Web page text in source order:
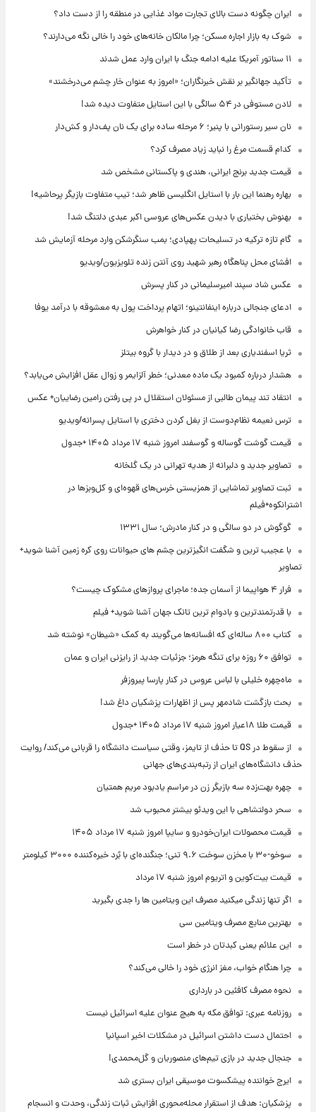
ایران چگونه دست بالای تجارت مواد غذایی در منطقه را از دست داد؟
شوک به بازار اجاره مسکن؛ چرا مالکان خانه‌های خود را خالی نگه می‌دارند؟
۱۱ سناتور آمریکا علیه ادامه جنگ با ایران وارد عمل شدند
تأکید جهانگیر بر نقش خبرنگاران؛ «امروز به عنوان خار چشم می‌درخشند»
لادن مستوفی در ۵۴ سالگی با این استایل متفاوت دیده شد!
نان سیر رستورانی با پنیر؛ ۶ مرحله ساده برای یک نان پف‌دار و کش‌دار
کدام قسمت مرغ را نباید زیاد مصرف کرد؟
قیمت جدید برنج ایرانی، هندی و پاکستانی مشخص شد
بهاره رهنما این بار با استایل انگلیسی ظاهر شد؛ تیپ متفاوت بازیگر پرحاشیه!
بهنوش بختیاری با دیدن عکس‌های عروسی اکبر عبدی دلتنگ شد!
گام تازه ترکیه در تسلیحات پهپادی؛ بمب سنگرشکن وارد مرحله آزمایش شد
افشای محل پناهگاه‌ رهبر شهید روی آنتن زنده تلویزیون/ویدیو
عکس شاد سپند امیرسلیمانی در کنار پسرش
ادعای جنجالی درباره اینفانتینو؛ اتهام پرداخت پول به معشوقه با درآمد یوفا
قاب خانوادگی رضا کیانیان در کنار خواهرش
ثریا اسفندیاری بعد از طلاق و در دیدار با گروه بیتلز
هشدار درباره کمبود یک ماده معدنی؛ خطر آلزایمر و زوال عقل افزایش می‌یابد؟
انتقاد تند پیمان طالبی از مسئولان استقلال در پی رفتن رامین رضاییان+ عکس
ترس نعیمه نظام‌دوست از بغل کردن دختری با استایل پسرانه/ویدیو
قیمت گوشت گوساله و گوسفند امروز شنبه ۱۷ مرداد ۱۴۰۵ +جدول
تصاویر جدید و دلبرانه از هدیه تهرانی در یک گلخانه
ثبت تصاویر تماشایی از همزیستی خرس‌های قهوه‌ای و کل‌وبزها در
اشترانکوه+فیلم
گوگوش در دو سالگی و در کنار مادرش؛ سال ۱۳۳۱
با عجیب ترین و شگفت انگیزترین چشم های حیوانات روی کره زمین آشنا شوید+
تصاویر
فرار ۴ هواپیما از آسمان جده؛ ماجرای پروازهای مشکوک چیست؟
با قدرتمندترین و بادوام ترین تانک جهان آشنا شوید+ فیلم
کتاب ۸۰۰ ساله‌ای که افسانه‌ها می‌گویند به کمک «شیطان» نوشته شد
توافق ۶۰ روزه برای تنگه هرمز؛ جزئیات جدید از رایزنی ایران و عمان
ماه‌چهره خلیلی با لباس عروس در کنار پارسا پیروزفر
بحث بازگشت شادمهر پس از اظهارات پزشکیان داغ شد!
قیمت طلا ۱۸عیار امروز شنبه ۱۷ مرداد ۱۴۰۵ +جدول
از سقوط در QS تا حذف از تایمز، وقتی سیاست دانشگاه را قربانی می‌کند/ روایت
حذف دانشگاه‌های ایران از رتبه‌بندی‌های جهانی
چهره بهت‌زده سه بازیگر زن در مراسم یادبود مریم همتیان
سحر دولتشاهی با این ویدئو بیشتر محبوب شد
قیمت محصولات ایران‌خودرو و سایپا امروز شنبه ۱۷ مرداد ۱۴۰۵
سوخو-۳۰ با مخزن سوخت ۹.۶ تنی؛ جنگنده‌ای با بُرد خیره‌کننده ۳۰۰۰ کیلومتر
قیمت بیت‌کوین و اتریوم امروز شنبه ۱۷ مرداد
اگر تنها زندگی میکنید مصرف این ویتامین ها را جدی بگیرید
بهترین منابع مصرف ویتامین سی
این علائم یعنی کبدتان در خطر است
چرا هنگام خواب، مغز انرژی خود را خالی می‌کند؟
نحوه مصرف کافئین در بارداری
روزنامه عبری: توافق مکه به هیچ عنوان علیه اسرائیل نیست
احتمال دست داشتن اسرائیل در مشکلات اخیر اسپانیا
جنجال جدید در بازی تیم‌های منصوریان و گل‌محمدی!
ایرج خواننده پیشکسوت موسیقی ایران بستری شد
پزشکیان: هدف از استقرار محله‌محوری افزایش ثبات زندگی، وحدت و انسجام